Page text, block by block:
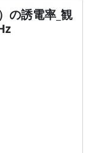
の誘電率_観